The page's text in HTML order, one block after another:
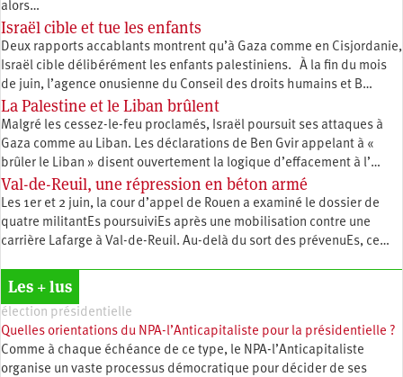
alors…
Israël cible et tue les enfants
Deux rapports accablants montrent qu’à Gaza comme en Cisjordanie,
Israël cible délibérément les enfants palestiniens. À la fin du mois
de juin, l’agence onusienne du Conseil des droits humains et B…
La Palestine et le Liban brûlent
Malgré les cessez-le-feu proclamés, Israël poursuit ses attaques à
Gaza comme au Liban. Les déclarations de Ben Gvir appelant à «
brûler le Liban » disent ouvertement la logique d’effacement à l’…
Val-de-Reuil, une répression en béton armé
Les 1er et 2 juin, la cour d’appel de Rouen a examiné le dossier de
quatre militantEs poursuiviEs après une mobilisation contre une
carrière Lafarge à Val-de-Reuil. Au-delà du sort des prévenuEs, ce…
Les + lus
élection présidentielle
Quelles orientations du NPA-l’Anticapitaliste pour la présidentielle ?
Comme à chaque échéance de ce type, le NPA-l’Anticapitaliste
organise un vaste processus démocratique pour décider de ses